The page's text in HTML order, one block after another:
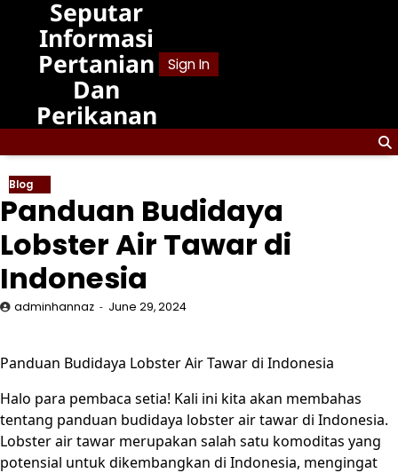
content
Seputar
Informasi
Pertanian
Dan
Perikanan
Sign In
Blog
Panduan Budidaya
Lobster Air Tawar di
Indonesia
adminhannaz June 29, 2024
Panduan Budidaya Lobster Air Tawar di Indonesia
Halo para pembaca setia! Kali ini kita akan membahas
tentang panduan budidaya lobster air tawar di Indonesia.
Lobster air tawar merupakan salah satu komoditas yang
potensial untuk dikembangkan di Indonesia, mengingat